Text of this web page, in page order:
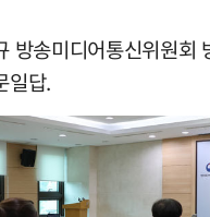
방송미디어통신위원회
일답.